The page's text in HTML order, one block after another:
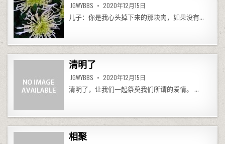
JGWYBBS 2020年12月15日
儿子：你是我心头掉下来的那块肉，如果没有…
清明了
JGWYBBS 2020年12月15日
清明了，让我们一起祭奠我们所谓的爱情。 …
相聚